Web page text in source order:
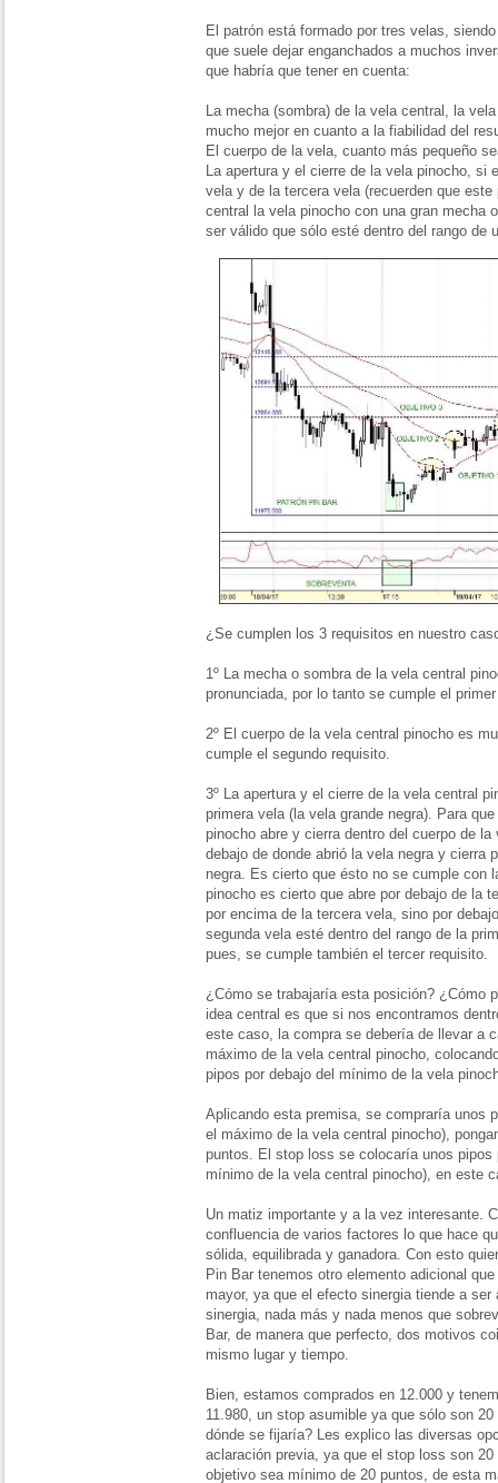
El patrón está formado por tres velas,
que suele dejar enganchados a muchos
que habría que tener en cuenta:
La mecha (sombra) de la vela central, la
mucho mejor en cuanto a la fiabilidad del
El cuerpo de la vela, cuanto más pequeño
La apertura y el cierre de la vela pinocho, si
vela y de la tercera vela (recuerden que
central la vela pinocho con una gran mecha
ser válido que sólo esté dentro del rango de
¿Se cumplen los 3 requisitos en nuestro
1º La mecha o sombra de la vela central
pronunciada, por lo tanto se cumple el
2º El cuerpo de la vela central pinocho es
cumple el segundo requisito.
3º La apertura y el cierre de la vela central
primera vela (la vela grande negra). Para
pinocho abre y cierra dentro del cuerpo de
debajo de donde abrió la vela negra y cierra
negra. Es cierto que ésto no se cumple con
pinocho es cierto que abre por debajo de la
por encima de la tercera vela, sino por
segunda vela esté dentro del rango de la
pues, se cumple también el tercer requisito.
¿Cómo se trabajaría esta posición? ¿Cómo
idea central es que si nos encontramos
este caso, la compra se debería de llevar a
máximo de la vela central pinocho,
pipos por debajo del mínimo de la vela
Aplicando esta premisa, se compraría unos
el máximo de la vela central pinocho),
puntos. El stop loss se colocaría unos pipos
mínimo de la vela central pinocho), en este
Un matiz importante y a la vez interesante.
confluencia de varios factores lo que hace
sólida, equilibrada y ganadora. Con esto
Pin Bar tenemos otro elemento adicional
mayor, ya que el efecto sinergia tiende a
sinergia, nada más y nada menos que
Bar, de manera que perfecto, dos motivos
mismo lugar y tiempo.
Bien, estamos comprados en 12.000 y
11.980, un stop asumible ya que sólo son
dónde se fijaría? Les explico las diversas
aclaración previa, ya que el stop loss son
objetivo sea mínimo de 20 puntos, de esta